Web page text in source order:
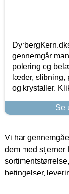
gennemgår
polering og
læder, slibning,
og krystaller.
Se
Vi har
dem med stjerner
betingelser,